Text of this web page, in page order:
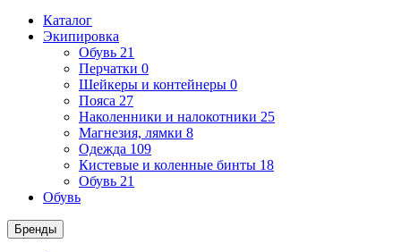
Каталог
Экипировка
Обувь 21
Перчатки 0
Шейкеры и контейнеры 0
Пояса 27
Наколенники и налокотники 25
Магнезия, лямки 8
Одежда 109
Кистевые и коленные бинты 18
Обувь 21
Обувь
Бренды